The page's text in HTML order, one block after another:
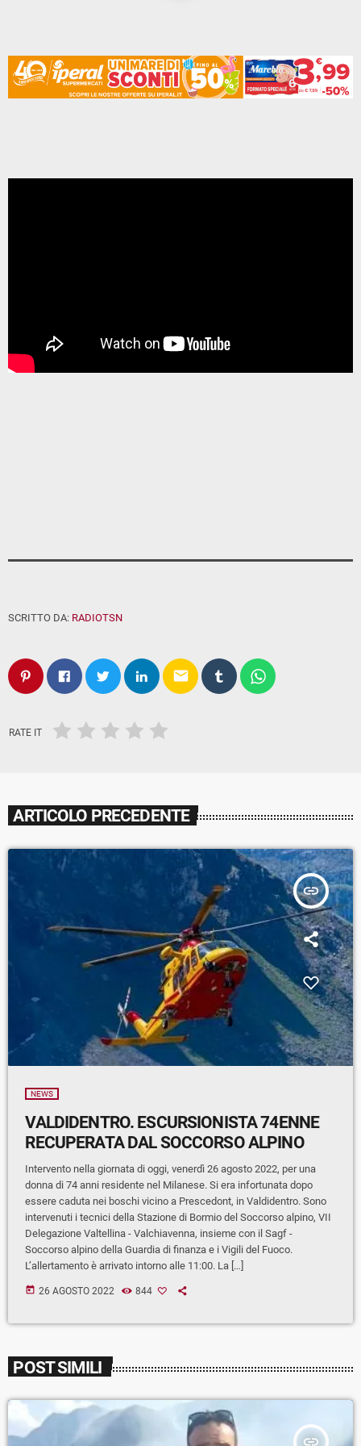
SCRITTO DA: RADIOTSN
email
RATE IT
ARTICOLO PRECEDENTE
insert_link
NEWS
VALDIDENTRO. ESCURSIONISTA 74ENNE
RECUPERATA DAL SOCCORSO ALPINO
Intervento nella giornata di oggi, venerdì 26 agosto 2022, per una
donna di 74 anni residente nel Milanese. Si era infortunata dopo
essere caduta nei boschi vicino a Prescedont, in Valdidentro. Sono
intervenuti i tecnici della Stazione di Bormio del Soccorso alpino, VII
Delegazione Valtellina - Valchiavenna, insieme con il Sagf -
Soccorso alpino della Guardia di finanza e i Vigili del Fuoco.
L’allertamento è arrivato intorno alle 11:00. La […]
today 26 AGOSTO 2022 844
POST SIMILI
insert_link